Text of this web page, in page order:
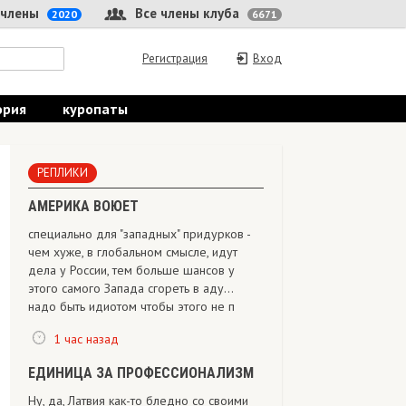
Все члены клуба 6671
2020
Вход
Регистрация
куропаты
РЕПЛИКИ
АМЕРИКА ВОЮЕТ
специально для "западных" придурков -
чем хуже, в глобальном смысле, идут
дела у России, тем больше шансов у
этого самого Запада сгореть в аду...
надо быть идиотом чтобы этого не п
1 час назад
ЕДИНИЦА ЗА ПРОФЕССИОНАЛИЗМ
Ну, да, Латвия как-то бледно со своими